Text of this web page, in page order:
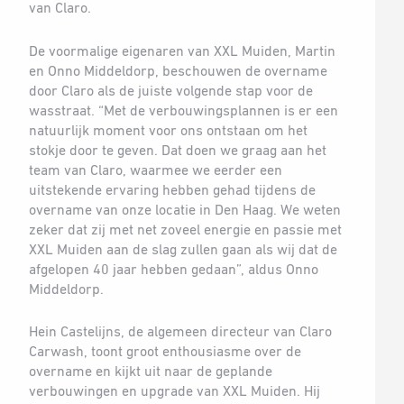
van Claro.
De voormalige eigenaren van XXL Muiden, Martin
en Onno Middeldorp, beschouwen de overname
door Claro als de juiste volgende stap voor de
wasstraat. “Met de verbouwingsplannen is er een
natuurlijk moment voor ons ontstaan om het
stokje door te geven. Dat doen we graag aan het
team van Claro, waarmee we eerder een
uitstekende ervaring hebben gehad tijdens de
overname van onze locatie in Den Haag. We weten
zeker dat zij met net zoveel energie en passie met
XXL Muiden aan de slag zullen gaan als wij dat de
afgelopen 40 jaar hebben gedaan”, aldus Onno
Middeldorp.
Hein Castelijns, de algemeen directeur van Claro
Carwash, toont groot enthousiasme over de
overname en kijkt uit naar de geplande
verbouwingen en upgrade van XXL Muiden. Hij